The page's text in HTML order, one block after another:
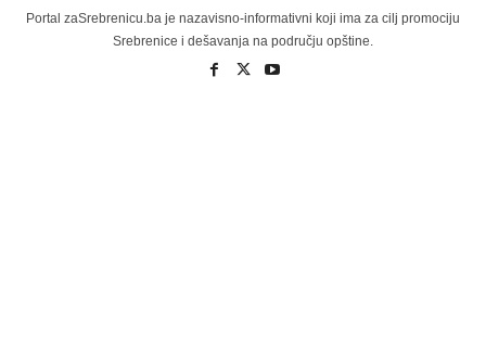
Portal zaSrebrenicu.ba je nazavisno-informativni koji ima za cilj promociju
Srebrenice i dešavanja na području opštine.